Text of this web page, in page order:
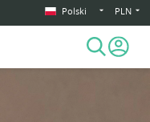
Polski PLN